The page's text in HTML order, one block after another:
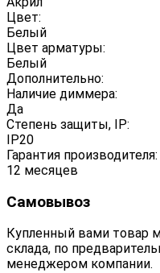
Цвет:
Белый
Цвет арматуры:
Белый
Дополнительно:
Наличие диммера:
Да
Степень защиты, IP:
IP20
Гарантия производителя:
12 месяцев
Самовывоз
Купленный вами товар
склада, по
менеджером компании.